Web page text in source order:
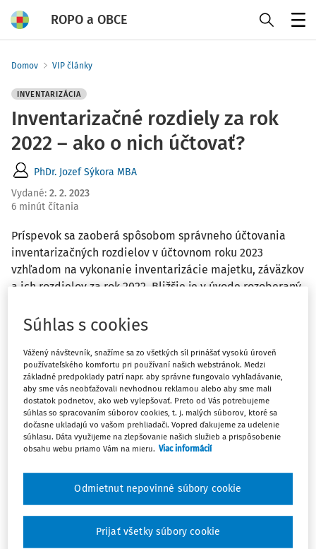
ROPO a OBCE
Domov VIP články
INVENTARIZÁCIA
Inventarizačné rozdiely za rok
2022 – ako o nich účtovať?
PhDr. Jozef Sýkora MBA
Vydané: 2. 2. 2023
6 minút čítania
Príspevok sa zaoberá spôsobom správneho účtovania
inventarizačných rozdielov v účtovnom roku 2023
vzhľadom na vykonanie inventarizácie majetku, záväzkov
a ich rozdielov za rok 2022. Bližšie je v úvode rozoberaný
o účtovníctve v znení neskorších predpisov a tiež
inventarizačnému zápisu, ktorý musí obligatórne (ako
formálnu náležitosť výstupu z inventarizácie majetku
a záväzkov) obsahovať aj posúdenie vzniku
inventarizačného rozdielu a tiež potreby
precenenia/ocenenia/úpravy ocenenia majetku,
pohľadávok alebo záväzkov.
Podstatné je zadefinovať, že od 1. 1. 2023 je v účinnosti
novelizácia zákona č. 431/2002 Z. z. o účtovníctve v znení
(pozn.: okrem zásob a peňažných prostriedkov v hotovosti),
podľa ktorej:
Súhlas s cookies
Vážený návštevník, snažíme sa zo všetkých síl prinášať vysokú úroveň
používateľského komfortu pri používaní našich webstránok. Medzi
základné predpoklady patrí napr. aby správne fungovalo vyhľadávanie,
aby sme vás neobťažovali nevhodnou reklamou alebo aby sme mali
dostatok podnetov, ako web vylepšovať. Preto od Vás potrebujeme
súhlas so spracovaním súborov cookies, t. j. malých súborov, ktoré sa
dočasne ukladajú vo vašom prehliadači. Vopred ďakujeme za udelenie
súhlasu. Dáta využijeme na zlepšovanie našich služieb a prispôsobenie
obsahu webu priamo Vám na mieru. Viac informácií
Odmietnut nepovinné súbory cookie
Prijať všetky súbory cookie